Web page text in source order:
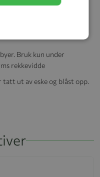
Bruk kun under
rekkevidde
tatt ut av eske og blåst opp.